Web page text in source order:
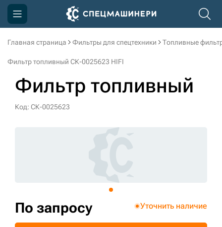
Главная страница Фильтры для спецтехники Топливные
Фильтр топливный СК-0025623 HIFI
Фильтр топливный
Код: СК-0025623
По запросу Уточнить наличие
Компания
Доставка и оплата
Информация
sksale@skdst.ru